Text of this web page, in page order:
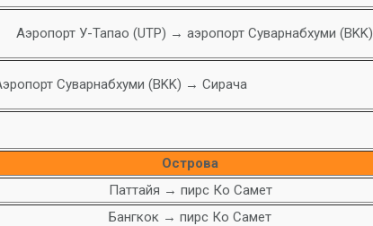
Аэропорт У-Тапао (UTP) → аэропорт Суварнабхуми (BKK)
Суварнабхуми (BKK) → Сирача
Острова
Паттайя → пирс Ко Самет
Бангкок → пирс Ко Самет